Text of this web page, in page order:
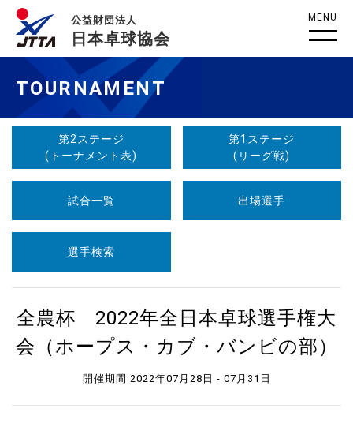
公益財団法人
日本卓球協会
MENU
TOURNAMENT
第2ステージ
(トーナメント表)
第1ステージ
(リーグ戦)
試合一覧 出場選手
選手検索
全農杯 2022年全日本卓球選手権大
会（ホープス・カブ・バンビの部）
開催期間 2022年07月28日 - 07月31日